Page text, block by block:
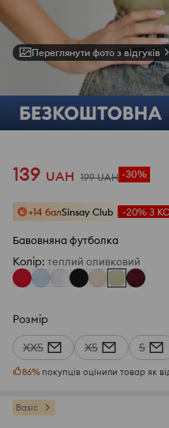
Переглянути фото з відгуків
139 UAH 199 UAH -30%
+14 балSinsay Club -20% З
Бавовняна футболка
Колір: теплий оливковий
Розмір
XXS XS S
86% покупців оцінили товар як
Basic